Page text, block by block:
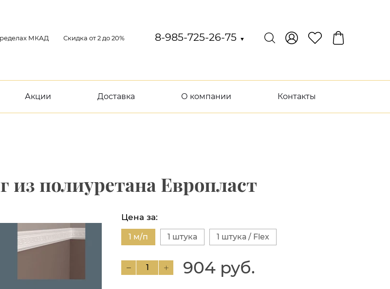
МКАД Скидка от 2 до 20% 8-985-725-26-75 ▼
Акции Доставка О компании Контакты
из полиуретана Европласт
Цена за:
1 м/п 1 штука 1 штука / Flex
904 руб.